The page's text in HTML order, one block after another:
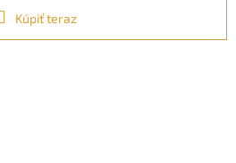
Kúpiť teraz